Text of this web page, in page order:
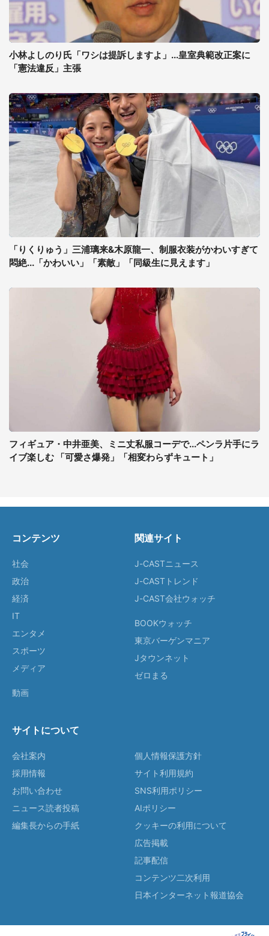
小林よしのり氏「ワシは提訴しますよ」...皇室典範改正案に
「憲法違反」主張
「りくりゅう」三浦璃来&木原龍一、制服衣装がかわいすぎて
悶絶...「かわいい」「素敵」「同級生に見えます」
フィギュア・中井亜美、ミニ丈私服コーデで...ペンラ片手にラ
イブ楽しむ 「可愛さ爆発」「相変わらずキュート」
コンテンツ
社会
政治
経済
IT
エンタメ
スポーツ
メディア
動画
関連サイト
J-CASTニュース
J-CASTトレンド
J-CAST会社ウォッチ
BOOKウォッチ
東京バーゲンマニア
Jタウンネット
ゼロまる
サイトについて
会社案内
採用情報
お問い合わせ
ニュース読者投稿
編集長からの手紙
個人情報保護方針
サイト利用規約
SNS利用ポリシー
AIポリシー
クッキーの利用について
広告掲載
記事配信
コンテンツ二次利用
日本インターネット報道協会